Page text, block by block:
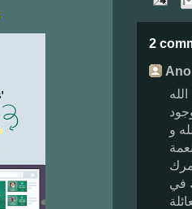
2
و
في